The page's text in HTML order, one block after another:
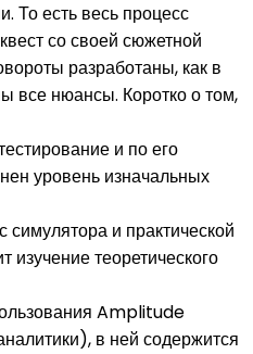
То есть весь процесс
со своей сюжетной
разработаны, как в
все нюансы. Коротко о том,
и по его
уровень изначальных
симулятора и практической
изучение теоретического
Amplitude
в ней содержится